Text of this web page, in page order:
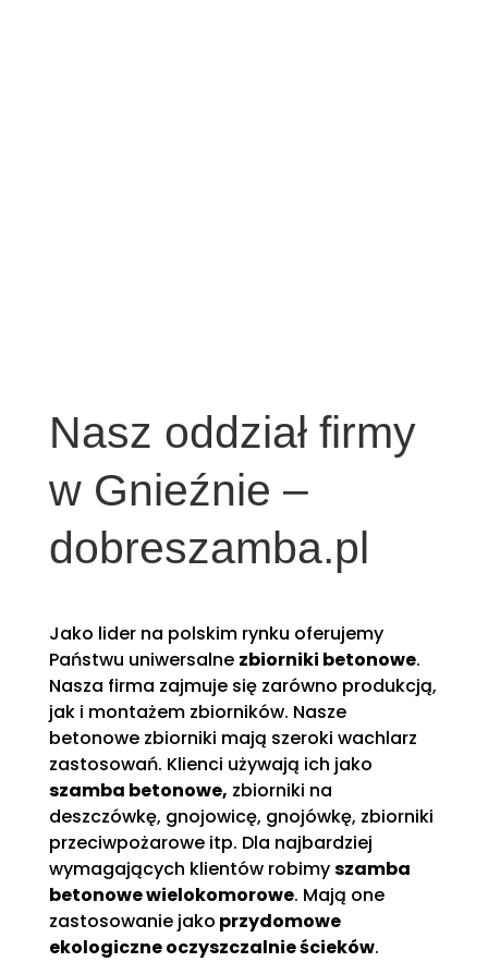
Nasz oddział firmy
w Gnieźnie –
dobreszamba.pl
Jako lider na polskim rynku oferujemy
Państwu uniwersalne zbiorniki betonowe.
Nasza firma zajmuje się zarówno produkcją,
jak i montażem zbiorników. Nasze
betonowe zbiorniki mają szeroki wachlarz
zastosowań. Klienci używają ich jako
szamba betonowe, zbiorniki na
deszczówkę, gnojowicę, gnojówkę, zbiorniki
przeciwpożarowe itp. Dla najbardziej
wymagających klientów robimyszamba
betonowe wielokomorowe. Mają one
zastosowanie jako przydomowe
ekologiczne oczyszczalnie ścieków.